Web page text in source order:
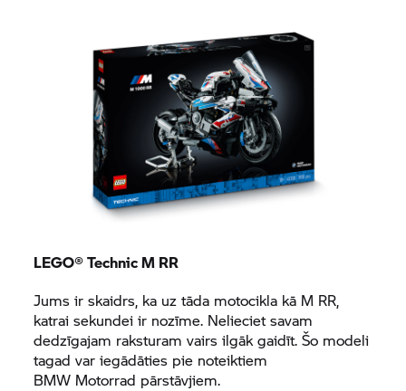
LEGO® TechnicM RR
Jums ir skaidrs, ka uz tāda motocikla kā M RR,
katrai sekundei ir nozīme. Nelieciet savam
dedzīgajam raksturam vairs ilgāk gaidīt. Šo modeli
tagad var iegādāties pie noteiktiem
BMW Motorrad pārstāvjiem.